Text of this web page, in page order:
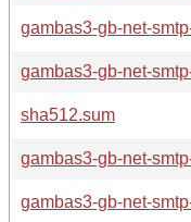
gambas3-gb-net-
gambas3-gb-net-
sha512.sum
gambas3-gb-net-
gambas3-gb-net-